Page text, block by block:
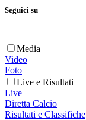
Seguici su
Media
Video
Foto
Live e Risultati
Live
Diretta Calcio
Risultati e Classifiche